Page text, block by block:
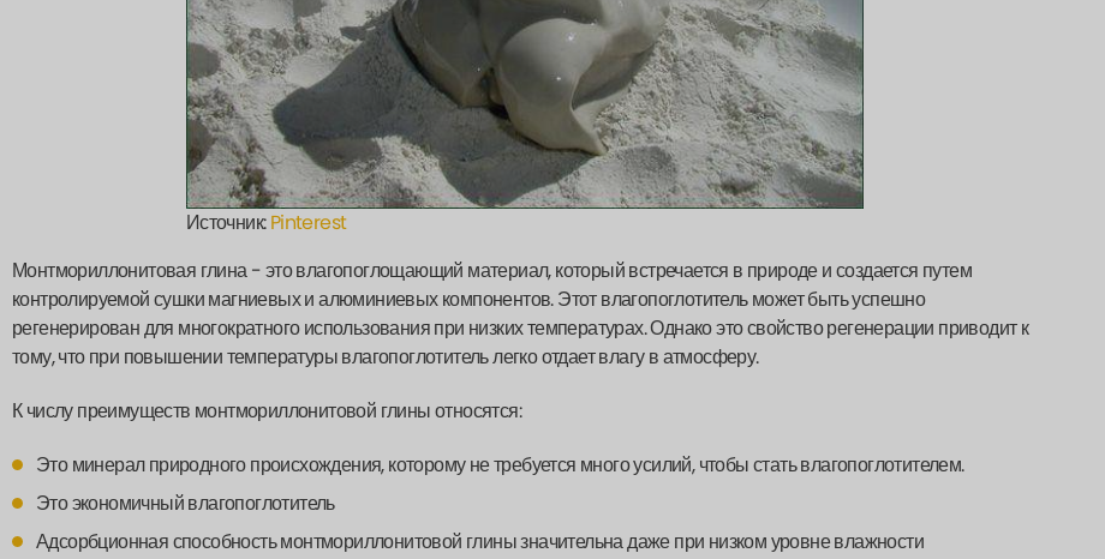
Источник:Pinterest
Монтмориллонитовая глина - это влагопоглощающий материал, который встречается в природе и создается путем
контролируемой сушки магниевых и алюминиевых компонентов. Этот влагопоглотитель может быть успешно
регенерирован для многократного использования при низких температурах. Однако это свойство регенерации приводит к
тому, что при повышении температуры влагопоглотитель легко отдает влагу в атмосферу.
К числу преимуществ монтмориллонитовой глины относятся:
Это минерал природного происхождения, которому не требуется много усилий, чтобы стать влагопоглотителем.
Это экономичный влагопоглотитель
Адсорбционная способность монтмориллонитовой глины значительна даже при низком уровне влажности